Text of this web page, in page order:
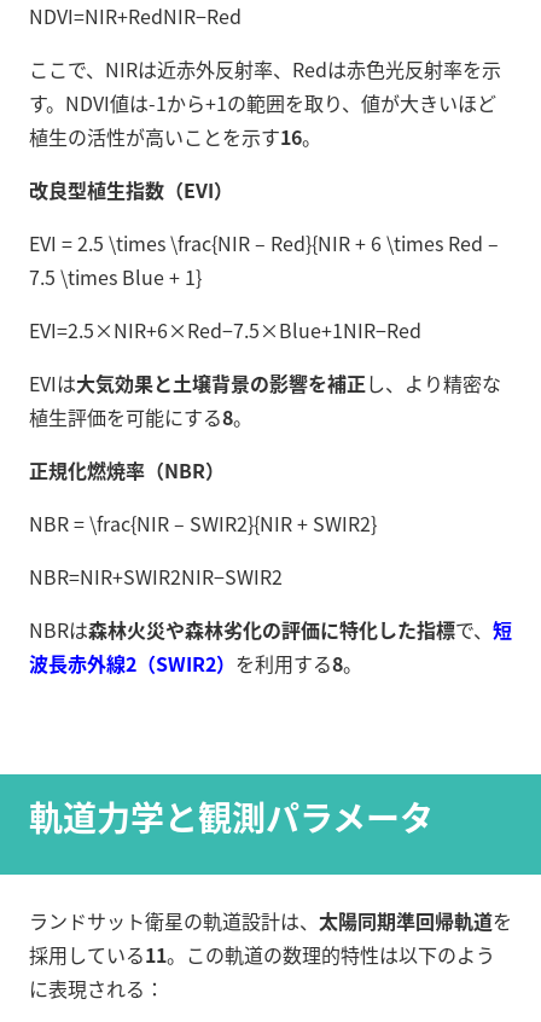
NDVI=NIR+RedNIR−Red
ここで、NIRは近赤外反射率、Redは赤色光反射率を示
す。NDVI値は-1から+1の範囲を取り、値が大きいほど
植生の活性が高いことを示す16。
改良型植生指数（EVI）
EVI = 2.5 \times \frac{NIR – Red}{NIR + 6 \times Red –
7.5 \times Blue + 1}
EVI=2.5×NIR+6×Red−7.5×Blue+1NIR−Red
EVIは大気効果と土壌背景の影響を補正し、より精密な
植生評価を可能にする8。
正規化燃焼率（NBR）
NBR = \frac{NIR – SWIR2}{NIR + SWIR2}
NBR=NIR+SWIR2NIR−SWIR2
NBRは森林火災や森林劣化の評価に特化した指標で、 短
波長赤外線2（SWIR2） を利用する8。
軌道力学と観測パラメータ
ランドサット衛星の軌道設計は、 太陽同期準回帰軌道を
採用している11。この軌道の数理的特性は以下のよう
に表現される：